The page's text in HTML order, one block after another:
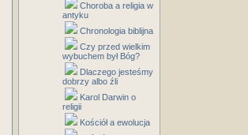
Choroba a religia w
antyku
Chronologia biblijna
Czy przed wielkim
wybuchem był Bóg?
Dlaczego jesteśmy
dobrzy albo źli
Karol Darwin o
religii
Kościół a ewolucja